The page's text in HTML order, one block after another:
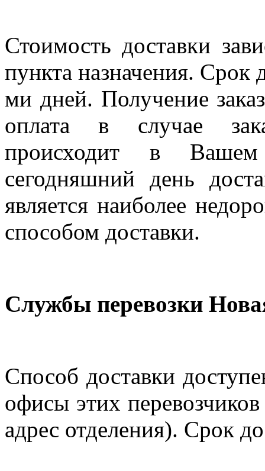
Стоимость доставки
пункта назначения. Срок
ми дней. Получение
оплата в случае
происходит в
сегодняшний день
является наиболее
способом доставки.
Службы перевозки
Способ доставки
офисы этих
адрес отделения). Срок